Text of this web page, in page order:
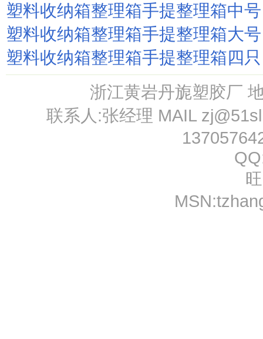
塑料收纳箱整理箱手提整理箱中号
塑料收纳箱整理箱手提整理箱大号
塑料收纳箱整理箱手提整理箱四只
浙江黄岩丹旎塑胶厂
联系人:张经理 MAIL
MSN: